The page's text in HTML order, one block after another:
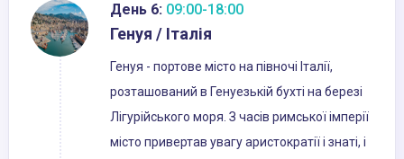
День 6: 09:00-18:00
Генуя / Італія
Генуя - портове місто на півночі Італії,
розташований в Генуезькій бухті на березі
Лігурійського моря. З часів римської імперії
місто привертав увагу аристократії і знаті, і